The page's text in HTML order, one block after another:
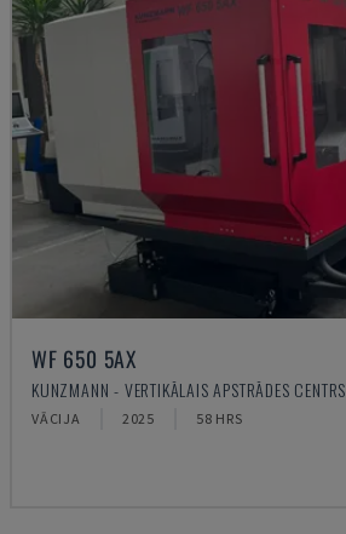
WF 650 5AX
KUNZMANN - VERTIKĀLAIS APSTRĀDES CENTRS
VĀCIJA 2025 58 HRS